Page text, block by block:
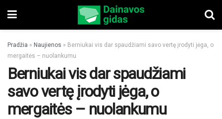
Pradžia » Naujienos » Berniukai vis dar spaudžiami savo vertę įrodyti jėga, o
mergaitės – nuolankumu
Berniukai vis dar spaudžiami
savo vertę įrodyti jėga, o
mergaitės – nuolankumu